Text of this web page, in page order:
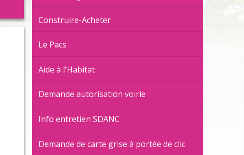
extrascolaires
voies et espaces publics
déjection des animaux domestiques
Construire-Acheter
Le Pacs
Aide à l'Habitat
Demande autorisation voirie
Info entretien SDANC
Demande de carte grise à portée de clic